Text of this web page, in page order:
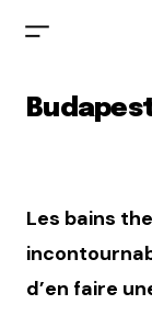
Les bains
d’en faire